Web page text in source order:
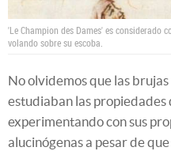
'Le Champion des Dames' es considerado
volando sobre su escoba.
No olvidemos que las
estudiaban las propiedades
experimentando con sus
alucinógenas a pesar de